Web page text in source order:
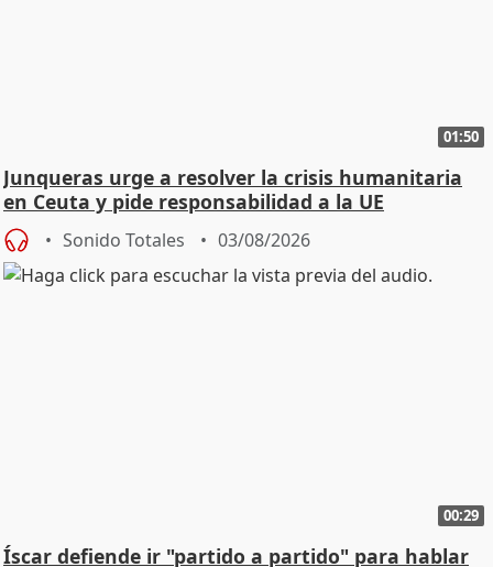
01:50
Junqueras urge a resolver la crisis humanitaria
en Ceuta y pide responsabilidad a la UE
Sonido Totales 03/08/2026
00:29
Íscar defiende ir "partido a partido" para hablar